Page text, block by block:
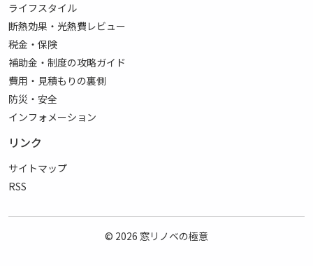
ライフスタイル
断熱効果・光熱費レビュー
税金・保険
補助金・制度の攻略ガイド
費用・見積もりの裏側
防災・安全
インフォメーション
リンク
サイトマップ
RSS
© 2026 窓リノベの極意